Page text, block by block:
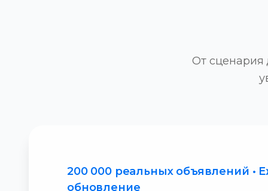
От
200 000 реальных объявлений •
обновление